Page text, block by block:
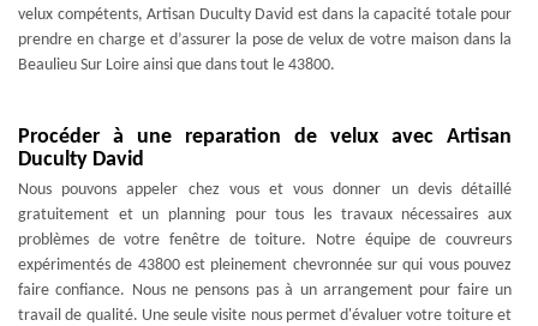
velux compétents, Artisan Duculty David est dans la capacité totale pour
prendre en charge et d’assurer la pose de velux de votre maison dans la
Beaulieu Sur Loire ainsi que dans tout le 43800.
Procéder à une reparation de velux avec Artisan
Duculty David
Nous pouvons appeler chez vous et vous donner un devis détaillé
gratuitement et un planning pour tous les travaux nécessaires aux
problèmes de votre fenêtre de toiture. Notre équipe de couvreurs
expérimentés de 43800 est pleinement chevronnée sur qui vous pouvez
faire confiance. Nous ne pensons pas à un arrangement pour faire un
travail de qualité. Une seule visite nous permet d'évaluer votre toiture et